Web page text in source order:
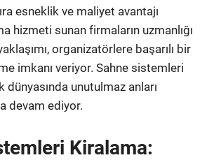
esneklik ve maliyet avantajı
hizmeti sunan firmaların uzmanlığı
organizatörlere başarılı bir
imkanı veriyor. Sahne sistemleri
dünyasında unutulmaz anları
devam ediyor.
Kiralama: